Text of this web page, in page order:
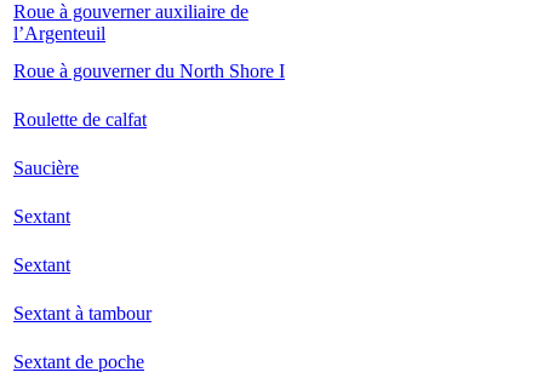
Roue à gouverner auxiliaire de
l’Argenteuil
Roue à gouverner du North Shore I
Roulette de calfat
Saucière
Sextant
Sextant
Sextant à tambour
Sextant de poche